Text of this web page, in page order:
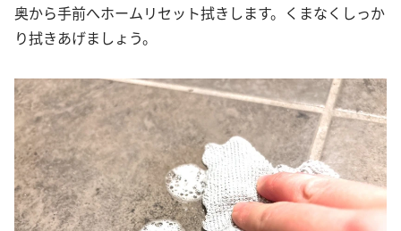
奥から手前へホームリセット拭きします。くまなくしっか
り拭きあげましょう。